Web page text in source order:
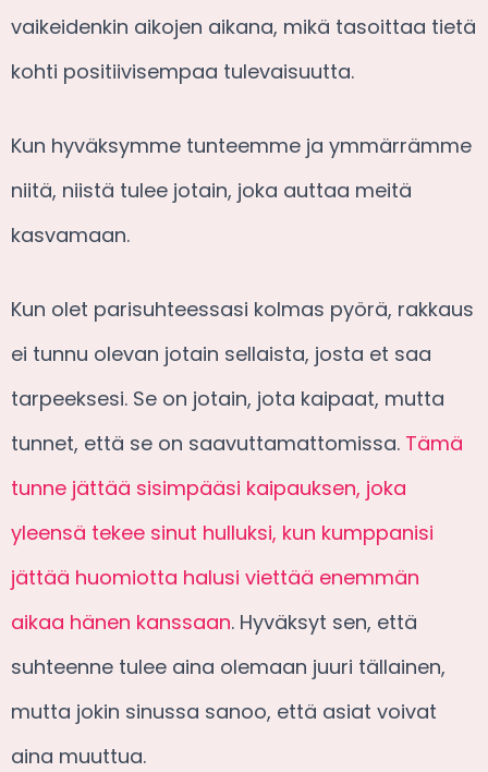
vaikeidenkin aikojen aikana, mikä tasoittaa tietä
kohti positiivisempaa tulevaisuutta.
Kun hyväksymme tunteemme ja ymmärrämme
niitä, niistä tulee jotain, joka auttaa meitä
kasvamaan.
Kun olet parisuhteessasi kolmas pyörä, rakkaus
ei tunnu olevan jotain sellaista, josta et saa
tarpeeksesi. Se on jotain, jota kaipaat, mutta
tunnet, että se on saavuttamattomissa. Tämä
tunne jättää sisimpääsi kaipauksen, joka
yleensä tekee sinut hulluksi, kun kumppanisi
jättää huomiotta halusi viettää enemmän
aikaa hänen kanssaan. Hyväksyt sen, että
suhteenne tulee aina olemaan juuri tällainen,
mutta jokin sinussa sanoo, että asiat voivat
aina muuttua.